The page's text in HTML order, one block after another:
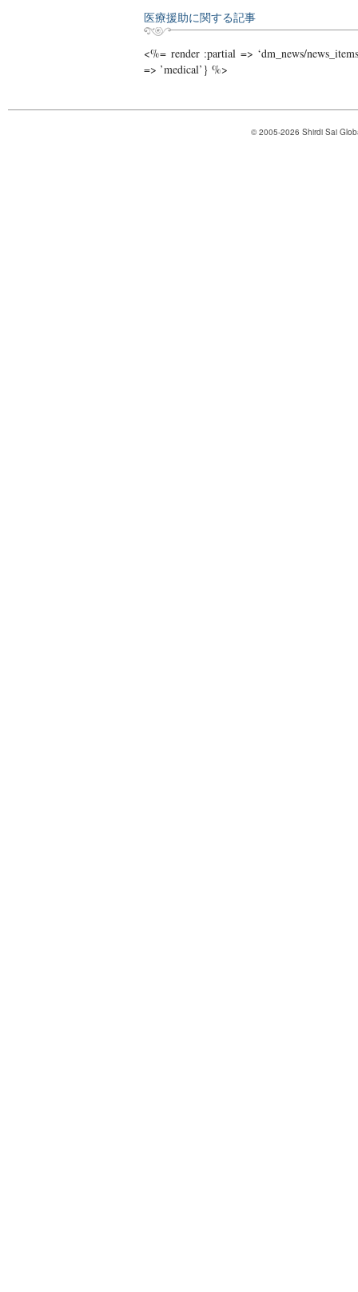
医療援助に関する記事
<%= render :partial => ‘dm_news/
=> ’medical’} %>
© 2005-2026 Shirdi Sai